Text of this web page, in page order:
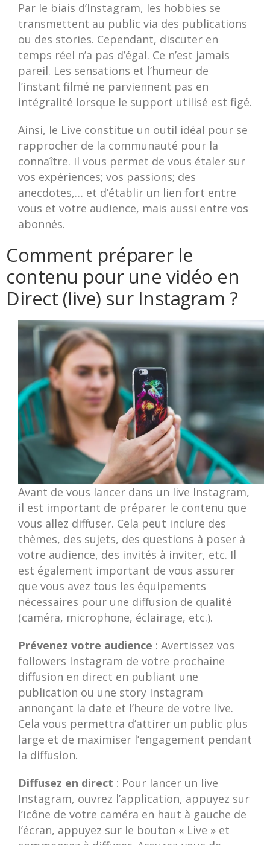
Par le biais d’Instagram, les hobbies se
transmettent au public via des publications
ou des stories. Cependant, discuter en
temps réel n’a pas d’égal. Ce n’est jamais
pareil. Les sensations et l’humeur de
l’instant filmé ne parviennent pas en
intégralité lorsque le support utilisé est figé.
Ainsi, le Live constitue un outil idéal pour se
rapprocher de la communauté pour la
connaître. Il vous permet de vous étaler sur
vos expériences; vos passions; des
anecdotes,… et d’établir un lien fort entre
vous et votre audience, mais aussi entre vos
abonnés.
Comment préparer le
contenu pour une vidéo en
Direct (live) sur Instagram ?
Avant de vous lancer dans un live Instagram,
il est important de préparer le contenu que
vous allez diffuser. Cela peut inclure des
thèmes, des sujets, des questions à poser à
votre audience, des invités à inviter, etc. Il
est également important de vous assurer
que vous avez tous les équipements
nécessaires pour une diffusion de qualité
(caméra, microphone, éclairage, etc.).
Prévenez votre audience : Avertissez vos
followers Instagram de votre prochaine
diffusion en direct en publiant une
publication ou une story Instagram
annonçant la date et l’heure de votre live.
Cela vous permettra d’attirer un public plus
large et de maximiser l’engagement pendant
la diffusion.
Diffusez en direct : Pour lancer un live
Instagram, ouvrez l’application, appuyez sur
l’icône de votre caméra en haut à gauche de
l’écran, appuyez sur le bouton « Live » et